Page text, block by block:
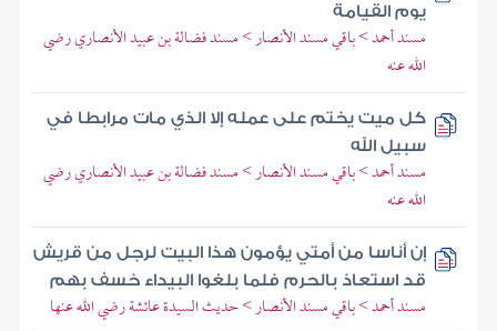
يوم القيامة
مسند أحمد > باقي مسند الأنصار > مسند فضالة بن عبيد الأنصاري رضي
الله عنه
كل ميت يختم على عمله إلا الذي مات مرابطا في
سبيل الله
مسند أحمد > باقي مسند الأنصار > مسند فضالة بن عبيد الأنصاري رضي
الله عنه
إن أناسا من أمتي يؤمون هذا البيت لرجل من قريش
قد استعاذ بالحرم فلما بلغوا البيداء خسف بهم
مسند أحمد > باقي مسند الأنصار > حديث السيدة عائشة رضي الله عنها